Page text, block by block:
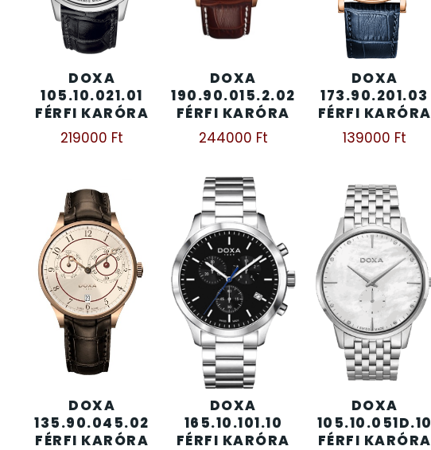
DOXA
105.10.021.01
FÉRFI KARÓRA
219000 Ft
DOXA
190.90.015.2.02
FÉRFI KARÓRA
244000 Ft
DOXA
173.90.201.03
FÉRFI KARÓRA
139000 Ft
DOXA
135.90.045.02
FÉRFI KARÓRA
DOXA
165.10.101.10
FÉRFI KARÓRA
DOXA
105.10.051D.10
FÉRFI KARÓRA
KENNETH COLE
MASERATI
MORGAN 3
OKOSÓRA SZÍJAK 9
OKOSÓRÁK 55
ÓRAFORGATÓK 11